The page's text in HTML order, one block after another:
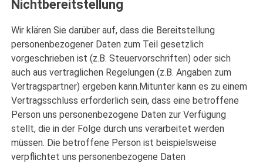
Nichtbereitstellung
Wir klären Sie darüber auf, dass die Bereitstellung
personenbezogener Daten zum Teil gesetzlich
vorgeschrieben ist (z.B. Steuervorschriften) oder sich
auch aus vertraglichen Regelungen (z.B. Angaben zum
Vertragspartner) ergeben kann.Mitunter kann es zu einem
Vertragsschluss erforderlich sein, dass eine betroffene
Person uns personenbezogene Daten zur Verfügung
stellt, die in der Folge durch uns verarbeitet werden
müssen. Die betroffene Person ist beispielsweise
verpflichtet uns personenbezogene Daten